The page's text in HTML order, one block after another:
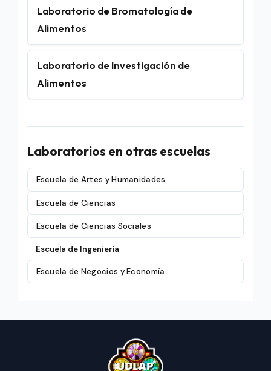
Laboratorio de Bromatología de
Alimentos
Laboratorio de Investigación de
Alimentos
Laboratorios en otras escuelas
Escuela de Artes y Humanidades
Escuela de Ciencias
Escuela de Ciencias Sociales
Escuela de Ingeniería
Escuela de Negocios y Economía